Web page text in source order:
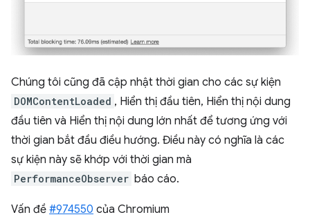
Chúng tôi cũng đã cập nhật thời gian cho các sự kiện
DOMContentLoaded , Hiển thị đầu tiên, Hiển thị nội dung
đầu tiên và Hiển thị nội dung lớn nhất để tương ứng với
thời gian bắt đầu điều hướng. Điều này có nghĩa là các
sự kiện này sẽ khớp với thời gian mà
PerformanceObserver báo cáo.
Vấn đề #974550 của Chromium